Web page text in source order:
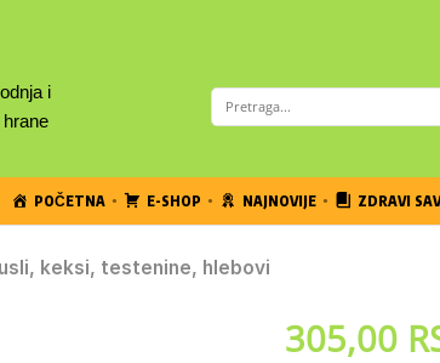
i
POČETNA E-SHOP NAJNOVIJE ZDRAVI
keksi, testenine, hlebovi
305,00